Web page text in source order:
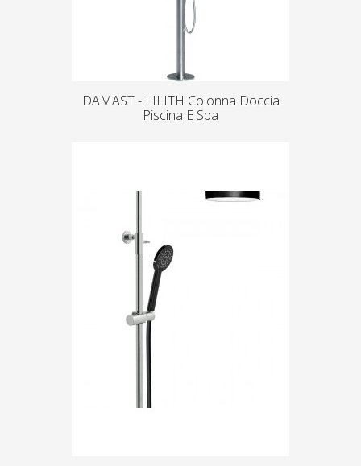
DAMAST - LILITH Colonna Doccia
Piscina E Spa